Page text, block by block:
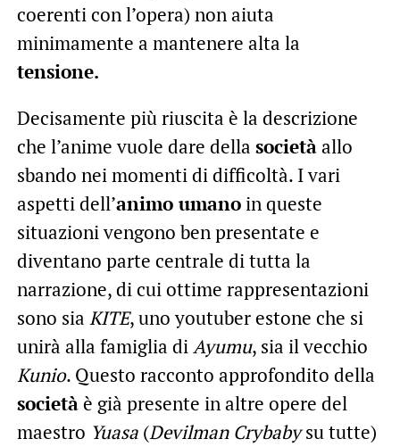
coerenti con l’opera) non aiuta
minimamente a mantenere alta la
tensione.
Decisamente più riuscita è la descrizione
che l’anime vuole dare della societàallo
sbando nei momenti di difficoltà. I vari
aspetti dell’animo umanoin queste
situazioni vengono ben presentate e
diventano parte centrale di tutta la
narrazione, di cui ottime rappresentazioni
sono sia KITE, uno youtuber estone che si
unirà alla famiglia diAyumu, sia il vecchio
Kunio. Questo racconto approfondito della
societàè già presente in altre opere del
maestro Yuasa(Devilman Crybabysu tutte)